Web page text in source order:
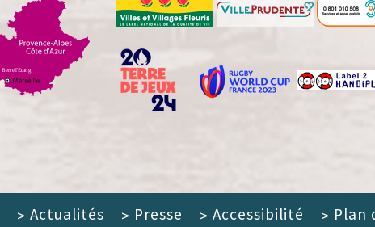
> Actualités > Presse > Accessibilité > Plan